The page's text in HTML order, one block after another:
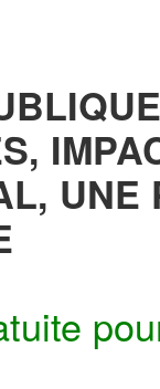
UNE